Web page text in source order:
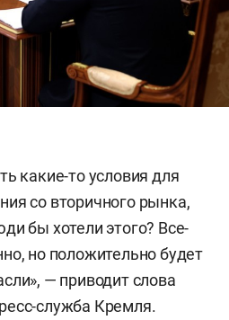
какие-то условия для
со вторичного рынка,
бы хотели этого? Все-
но положительно будет
— приводит слова
служба Кремля.